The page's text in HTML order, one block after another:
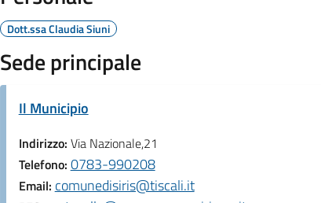
Dott.ssa Claudia Siuni
Sede principale
Il Municipio
Indirizzo: Via Nazionale,21
Telefono: 0783-990208
Email: comunedisiris@tiscali.it